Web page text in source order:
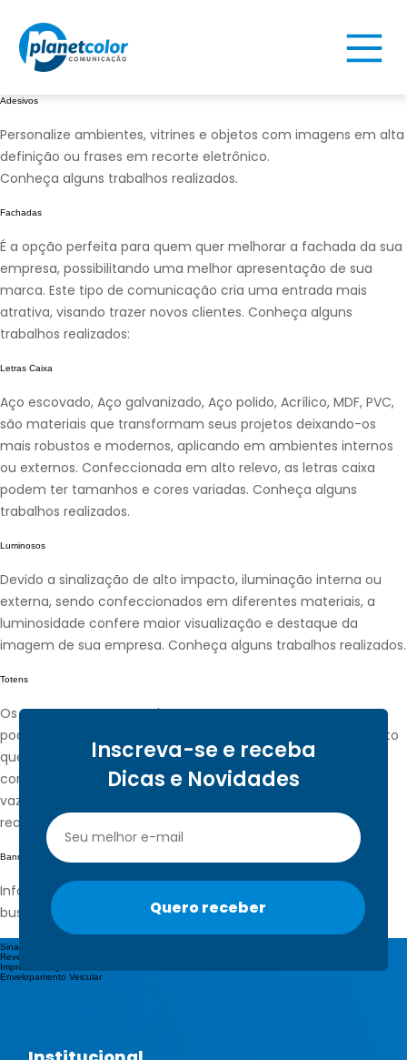
Adesivos
Personalize ambientes, vitrines e objetos com imagens em alta
definição ou frases em recorte eletrônico.
Conheça alguns trabalhos realizados.
Fachadas
É a opção perfeita para quem quer melhorar a fachada da sua
empresa, possibilitando uma melhor apresentação de sua
marca. Este tipo de comunicação cria uma entrada mais
atrativa, visando trazer novos clientes. Conheça alguns
trabalhos realizados:
Letras Caixa
Aço escovado, Aço galvanizado, Aço polido, Acrílico, MDF, PVC,
são materiais que transformam seus projetos deixando-os
mais robustos e modernos, aplicando em ambientes internos
ou externos. Confeccionada em alto relevo, as letras caixa
podem ter tamanhos e cores variadas. Conheça alguns
trabalhos realizados.
Luminosos
Devido a sinalização de alto impacto, iluminação interna ou
externa, sendo confeccionados em diferentes materiais, a
luminosidade confere maior visualização e destaque da
imagem de sua empresa. Conheça alguns trabalhos realizados.
Totens
Os totens são uma excelente opção em certos casos,
podendo ser fabricados de acordo com o tamanho e formato
que mais se adequa a sua empresa, permitindo aplicações
como por exemplo; letras caixa iluminada e também ACM
vazado com visores em acrílico. Conheça alguns trabalhos
realizados.
Banners e Faixas
Informe promoções e eventos importantes de sua empresa,
buscando alavancar as vendas e crescer no mercado.
Sinalização
Revestimento em A.C.M
Impressão Digital
Envelopamento Veicular
Inscreva-se e receba
Dicas e Novidades